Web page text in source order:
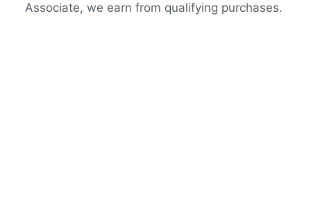
Associate, we earn from qualifying purchases.